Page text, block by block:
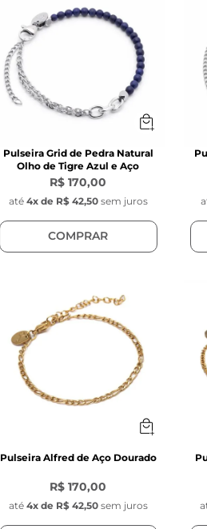
Pulseira Grid de Pedra Natural
Olho de Tigre Azul e Aço
R$ 170,00
até 4x de R$ 42,50 sem juros
COMPRAR
Pulseira Alfred de Aço Dourado
R$ 170,00
até 4x de R$ 42,50 sem juros